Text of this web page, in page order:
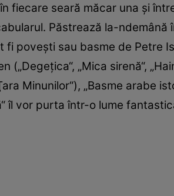
fiecare seară măcar una şi
Păstrează la-
fi poveşti sau basme de Petre
(„Degeţica“, „Mica sirenă“,
Minunilor“), „Basme arabe
îl vor purta într-o lume